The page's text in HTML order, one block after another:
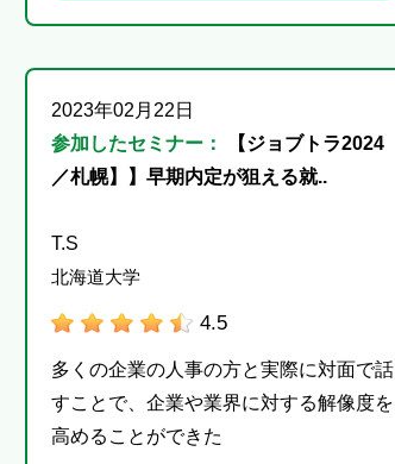
2023年02月22日
参加したセミナー：
【ジョブトラ2024
／札幌】】早期内定が狙える就..
T.S
北海道大学
4.5
多くの企業の人事の方と実際に対面で話
すことで、企業や業界に対する解像度を
高めることができた